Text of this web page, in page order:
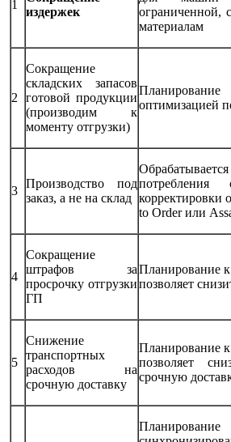
1
издержек
ограниченной,
материалам
2
Сокращение
складских запасов
готовой продукции
(производим к
моменту отгрузки)
оптимизацией
3
Производство под
заказ, а не на склад
потребления
корректировки
to Order или
4
Сокращение
штрафов за
просрочку отгрузки
ГП
Планирование к
позволяет
5
Снижение
транспортных
расходов на
срочную доставку
Планирование к
позволяет
срочную